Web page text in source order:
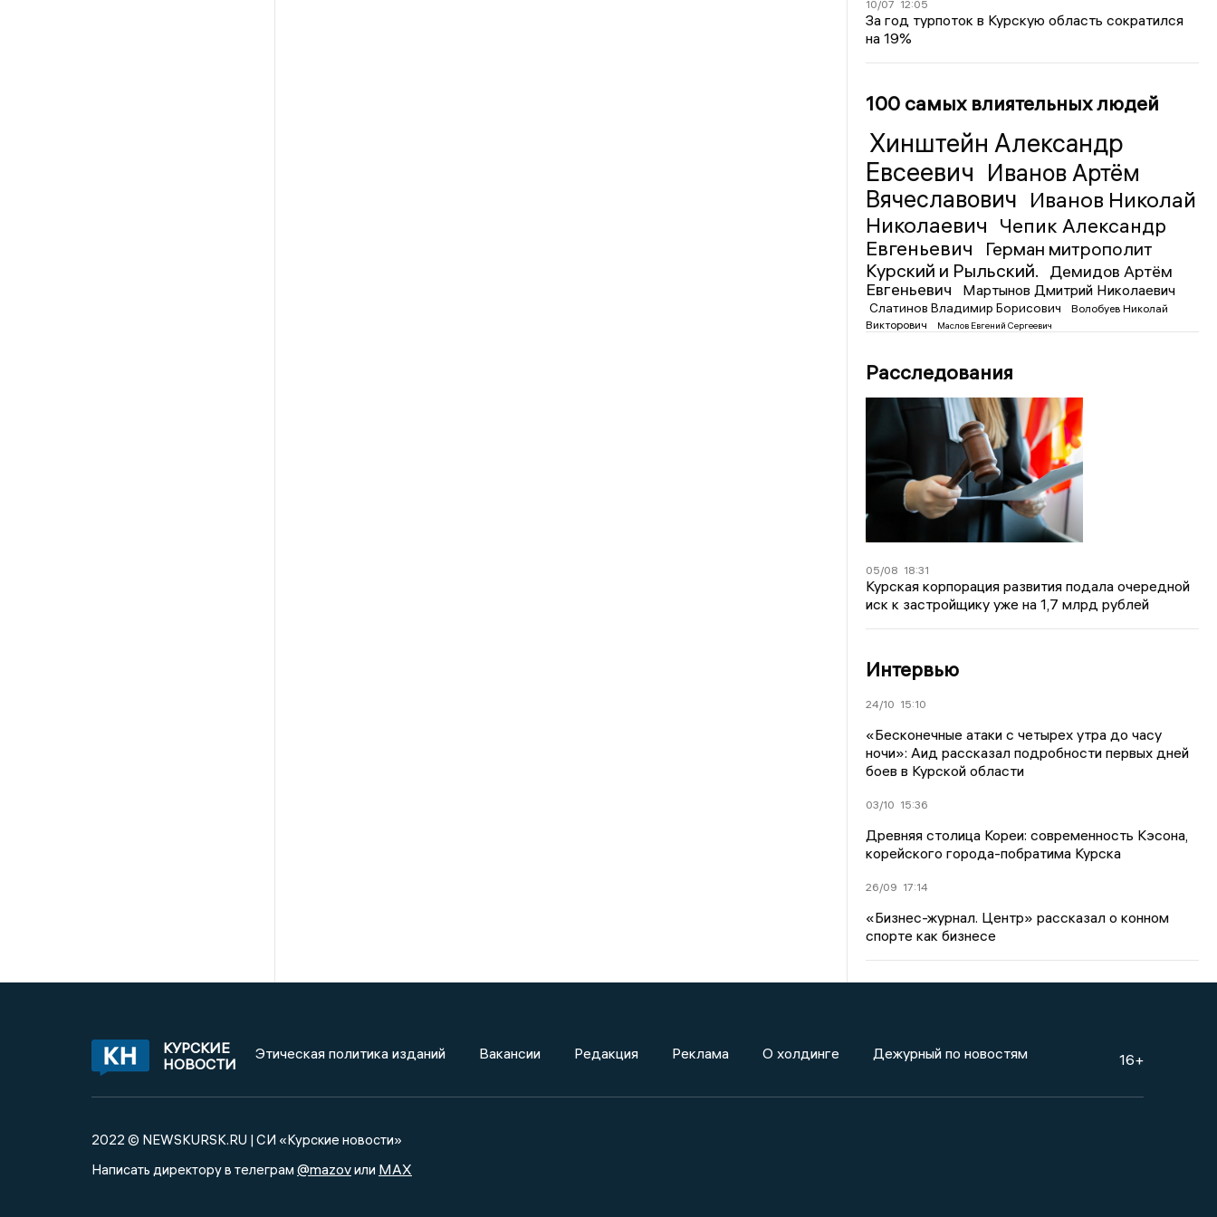
10/07 12:05
За год турпоток в Курскую область сократился
на 19%
100 самых влиятельных людей
Хинштейн Александр
Евсеевич Иванов Артём
Вячеславович Иванов Николай
Николаевич Чепик Александр
Евгеньевич
Герман митрополит
Курский и Рыльский.
Демидов Артём
Евгеньевич
Мартынов Дмитрий Николаевич
Слатинов Владимир Борисович
Волобуев Николай
Викторович
Маслов Евгений Сергеевич
Расследования
05/08 18:31
Курская корпорация развития подала очередной
иск к застройщику уже на 1,7 млрд рублей
Интервью
24/10 15:10
«Бесконечные атаки с четырех утра до часу
ночи»: Аид рассказал подробности первых дней
боев в Курской области
03/10 15:36
Древняя столица Кореи: современность Кэсона,
корейского города-побратима Курска
26/09 17:14
«Бизнес-журнал. Центр» рассказал о конном
спорте как бизнесе
КУРСКИЕ
НОВОСТИ
Этическая политика изданий Вакансии Редакция Реклама О холдинге Дежурный по новостям 16+
2022 © NEWSKURSK.RU | СИ «Курские новости»
Написать директору в телеграм @mazovили MAX